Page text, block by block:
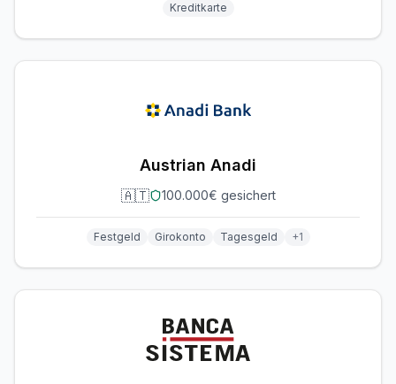
Kreditkarte
Austrian Anadi
🇦🇹 100.000€ gesichert
Festgeld Girokonto Tagesgeld +1